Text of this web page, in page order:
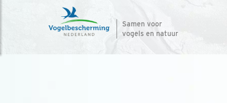
Samen voor
vogels en natuur